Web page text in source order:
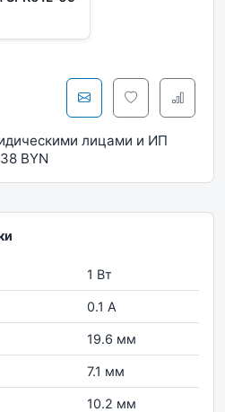
лицами и ИП
BYN
1 Вт
0.1 А
19.6 мм
7.1 мм
10.2 мм